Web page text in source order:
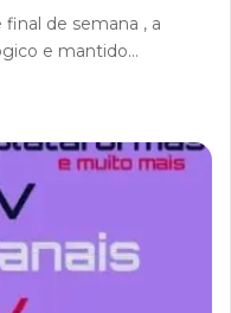
de semana , a
e mantido…